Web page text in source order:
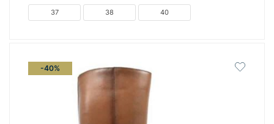
€149.00.
€74.50.
37 38 40
-40%